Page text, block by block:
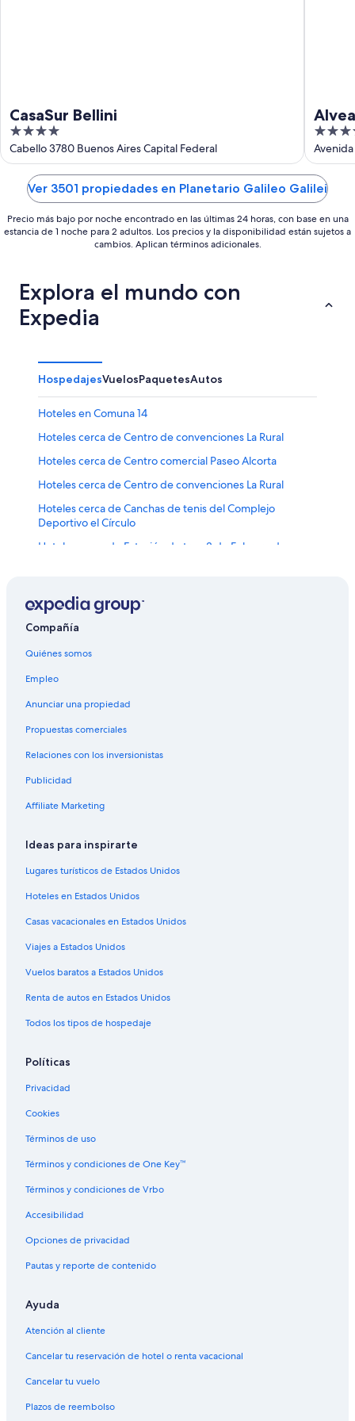
CasaSur Bellini
4
out
of
Cabello 3780 Buenos Aires Capital Federal
5
out
of
5
Ver 3501 propiedades en Planetario Galileo Galilei
Precio más bajo por noche encontrado en las últimas 24 horas, con base en una
estancia de 1 noche para 2 adultos. Los precios y la disponibilidad están sujetos a
cambios. Aplican términos adicionales.
Explora el mundo con
Expedia
HospedajesVuelosPaquetesAutos
Hoteles en Comuna 14
Hoteles cerca de Centro de convenciones La Rural
Hoteles cerca de Centro comercial Paseo Alcorta
Hoteles cerca de Centro de convenciones La Rural
Hoteles cerca de Canchas de tenis del Complejo
Deportivo el Círculo
Hoteles cerca de Estación de tren 3 de Febrero de
Hoteles en Palermo Chico
Hoteles cerca de Aeroparque Jorge Newbery
Hoteles baratos en Palermo
Hoteles cerca de Jardín Japonés
Hoteles cerca de Embajada de Estados Unidos de
Compañía
Quiénes somos
Empleo
Anunciar una propiedad
Propuestas comerciales
Relaciones con los inversionistas
Publicidad
Affiliate Marketing
Ideas para inspirarte
Lugares turísticos de Estados Unidos
Hoteles en Estados Unidos
Casas vacacionales en Estados Unidos
Viajes a Estados Unidos
Vuelos baratos a Estados Unidos
Renta de autos en Estados Unidos
Todos los tipos de hospedaje
Políticas
Privacidad
Cookies
Términos de uso
Términos y condiciones de One Key™
Términos y condiciones de Vrbo
Accesibilidad
Opciones de privacidad
Pautas y reporte de contenido
Ayuda
Atención al cliente
Cancelar tu reservación de hotel o renta vacacional
Cancelar tu vuelo
Plazos de reembolso